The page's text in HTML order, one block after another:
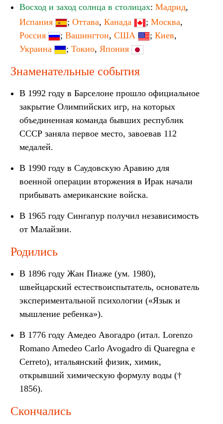
Восход и заход солнца в столицах: Мадрид,
Испания
; Оттава, Канада ; Москва,
Россия
; Вашингтон, США ; Киев,
Украина
; Токио, Япония
Знаменательные события
В 1992 году в Барселоне прошло официальное
закрытие Олимпийских игр, на которых
объединенная команда бывших республик
СССР заняла первое место, завоевав 112
медалей.
В 1990 году в Саудовскую Аравию для
военной операции вторжения в Ирак начали
прибывать американские войска.
В 1965 году Сингапур получил независимость
от Малайзии.
Родились
В 1896 году Жан Пиаже (ум. 1980),
швейцарский естествоиспытатель, основатель
экспериментальной психологии («Язык и
мышление ребенка»).
В 1776 году Амедео Авогадро (итал. Lorenzo
Romano Amedeo Carlo Avogadro di Quaregna e
Cerreto), итальянский физик, химик,
открывший химическую формулу воды (†
1856).
Скончались